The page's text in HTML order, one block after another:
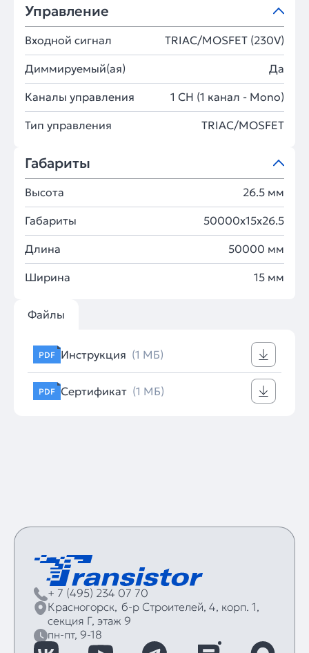
Управление
Входной сигнал TRIAC/MOSFET (230V)
Диммируемый(ая) Да
Каналы управления 1 CH (1 канал - Mono)
Тип управления TRIAC/MOSFET
Габариты
Высота 26.5 мм
Габариты 50000x15x26.5
Длина 50000 мм
Ширина 15 мм
Файлы
PDF Инструкция (1 МБ)
PDF Сертификат (1 МБ)
+ 7 (495) 234 07 70
Красногорск, б‑р Строителей, 4, корп. 1,
секция Г, этаж 9
пн-пт, 9-18